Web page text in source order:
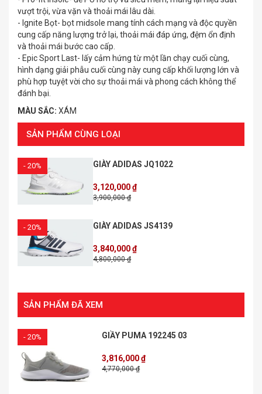
vượt trội, vừa vặn và thoải mái lâu dài.
- Ignite Bọt- bọt midsole mang tính cách mạng và độc quyền
cung cấp năng lượng trở lại, thoải mái đáp ứng, đệm ổn định
và thoải mái bước cao cấp.
- Epic Sport Last- lấy cảm hứng từ một lần chạy cuối cùng,
hình dạng giải phẫu cuối cùng này cung cấp khối lượng lớn và
phù hợp tuyệt vời cho sự thoải mái và phong cách không thể
đánh bại.
MÀU SẮC: XÁM
SẢN PHẨM CÙNG LOẠI
- 20% GIÀY ADIDAS JQ1022
3,120,000 ₫
3,900,000 ₫
- 20% GIÀY ADIDAS JS4139
3,840,000 ₫
4,800,000 ₫
SẢN PHẨM ĐÃ XEM
- 20% GIẦY PUMA 192245 03
3,816,000 ₫
4,770,000 ₫